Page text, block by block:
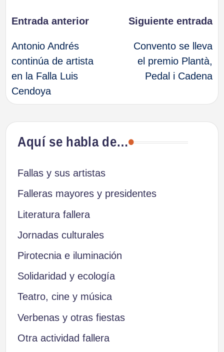
Navegación
de
entradas
Entrada anterior
Antonio Andrés
continúa de artista
en la Falla Luis
Cendoya
Siguiente entrada
Convento se lleva
el premio Plantà,
Pedal i Cadena
Aquí se habla de…
Fallas y sus artistas
Falleras mayores y presidentes
Literatura fallera
Jornadas culturales
Pirotecnia e iluminación
Solidaridad y ecología
Teatro, cine y música
Verbenas y otras fiestas
Otra actividad fallera